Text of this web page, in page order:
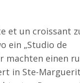
et un croissant
ein „Studio de
machten einen
in Ste-